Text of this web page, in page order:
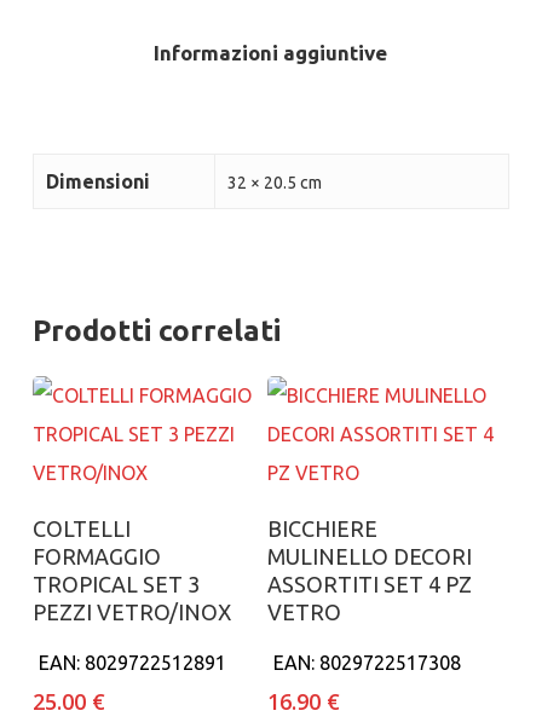
Informazioni aggiuntive
Dimensioni 32 × 20.5 cm
Prodotti correlati
Aggiungi al carrello
COLTELLI
FORMAGGIO
TROPICAL SET 3
PEZZI VETRO/INOX
EAN: 8029722512891
25.00 €
Aggiungi al carrello
BICCHIERE
MULINELLO DECORI
ASSORTITI SET 4 PZ
VETRO
EAN: 8029722517308
16.90 €